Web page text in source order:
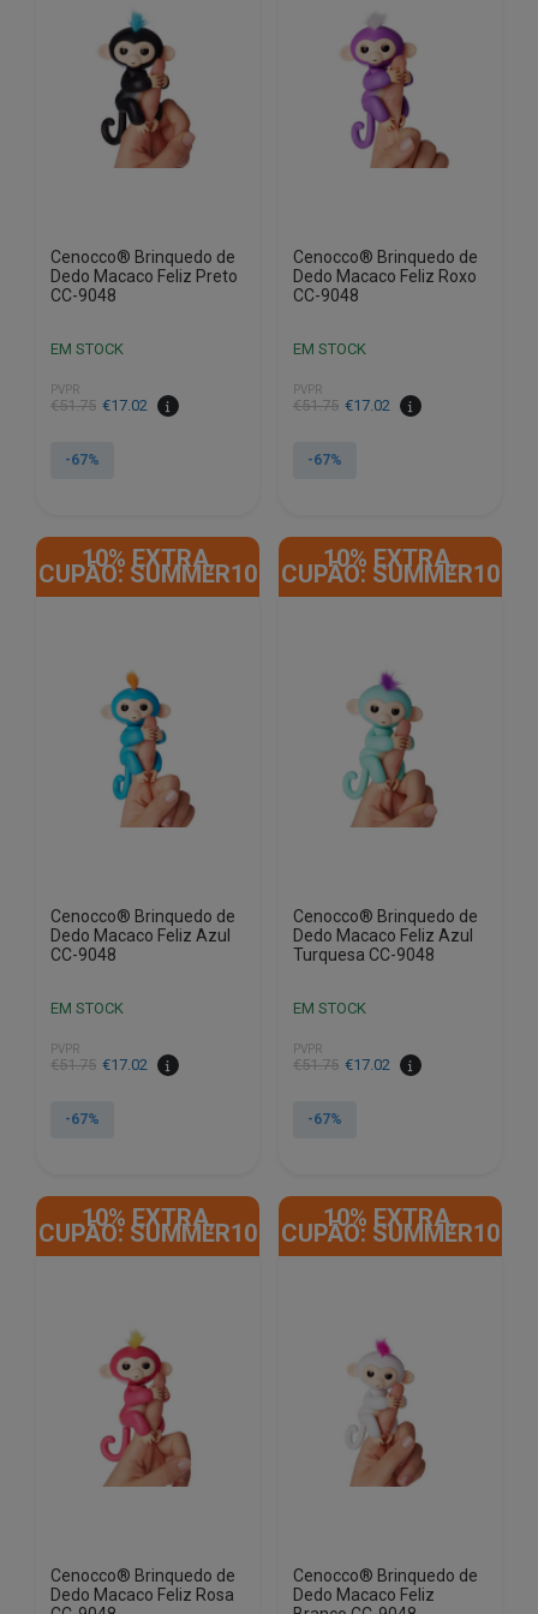
Cenocco® Brinquedo de
Dedo Macaco Feliz Preto
CC-9048
EM STOCK
PVPR
€51.75
O
original
€17.02
O
atual
-67%
Cenocco® Brinquedo de
Dedo Macaco Feliz Roxo
CC-9048
EM STOCK
PVPR
€51.75
O
original
€17.02
O
atual
-67%
10% EXTRA,
CUPÃO: SUMMER10
Cenocco® Brinquedo de
Dedo Macaco Feliz Azul
CC-9048
EM STOCK
PVPR
€51.75
O
original
€17.02
O
atual
-67%
10% EXTRA,
CUPÃO: SUMMER10
Cenocco® Brinquedo de
Dedo Macaco Feliz Azul
Turquesa CC-9048
EM STOCK
PVPR
€51.75
O
original
€17.02
O
atual
-67%
10% EXTRA,
CUPÃO: SUMMER10
Cenocco® Brinquedo de
Dedo Macaco Feliz Rosa
10% EXTRA,
CUPÃO: SUMMER10
Cenocco® Brinquedo de
Dedo Macaco Feliz